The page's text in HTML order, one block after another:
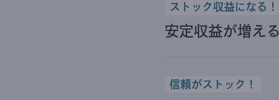
ストック収益になる！
安定収益が増える
信頼がストック！